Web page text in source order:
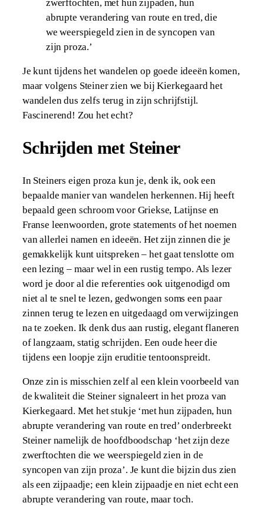
zwerftochten, met hun zijpaden, hun
abrupte verandering van route en tred, die
we weerspiegeld zien in de syncopen van
zijn proza.’
Je kunt tijdens het wandelen op goede ideeën komen,
maar volgens Steiner zien we bij Kierkegaard het
wandelen dus zelfs terug in zijn schrijfstijl.
Fascinerend! Zou het echt?
Schrijden met Steiner
In Steiners eigen proza kun je, denk ik, ook een
bepaalde manier van wandelen herkennen. Hij heeft
bepaald geen schroom voor Griekse, Latijnse en
Franse leenwoorden, grote statements of het noemen
van allerlei namen en ideeën. Het zijn zinnen die je
gemakkelijk kunt uitspreken – het gaat tenslotte om
een lezing – maar wel in een rustig tempo. Als lezer
word je door al die referenties ook uitgenodigd om
niet al te snel te lezen, gedwongen soms een paar
zinnen terug te lezen en uitgedaagd om verwijzingen
na te zoeken. Ik denk dus aan rustig, elegant flaneren
of langzaam, statig schrijden. Een oude heer die
tijdens een loopje zijn eruditie tentoonspreidt.
Onze zin is misschien zelf al een klein voorbeeld van
de kwaliteit die Steiner signaleert in het proza van
Kierkegaard. Met het stukje ‘met hun zijpaden, hun
abrupte verandering van route en tred’ onderbreekt
Steiner namelijk de hoofdboodschap ‘het zijn deze
zwerftochten die we weerspiegeld zien in de
syncopen van zijn proza’. Je kunt die bijzin dus zien
als een zijpaadje; een klein zijpaadje en niet echt een
abrupte verandering van route, maar toch.